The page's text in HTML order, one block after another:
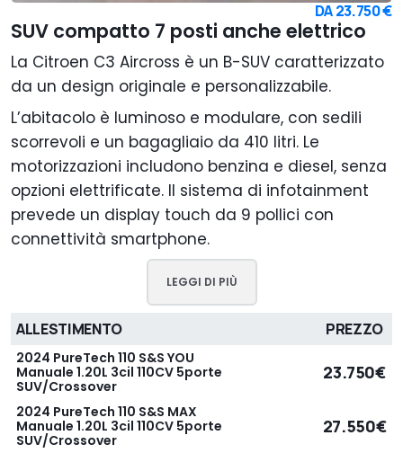
DA23.750 €
SUV compatto 7 posti anche elettrico
La Citroen C3 Aircross è un B-SUV caratterizzato
da un design originale e personalizzabile.
L’abitacolo è luminoso e modulare, con sedili
scorrevoli e un bagagliaio da 410 litri. Le
motorizzazioni includono benzina e diesel, senza
opzioni elettrificate. Il sistema di infotainment
prevede un display touch da 9 pollici con
connettività smartphone.
LEGGI DI PIÙ
ALLESTIMENTO PREZZO
2024 PureTech 110 S&S YOU
Manuale 1.20L 3cil 110CV 5porte
SUV/Crossover
23.750€
2024 PureTech 110 S&S MAX
Manuale 1.20L 3cil 110CV 5porte
SUV/Crossover
27.550€